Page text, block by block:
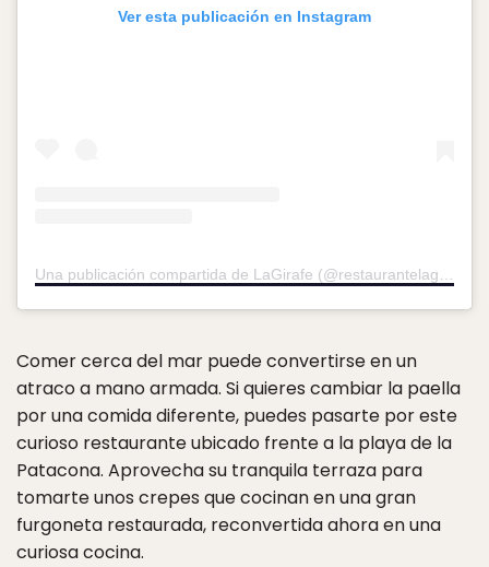
Ver esta publicación en Instagram
Una publicación compartida de LaGirafe (@restaurantelagirafe)
Comer cerca del mar puede convertirse en un
atraco a mano armada. Si quieres cambiar la paella
por una comida diferente, puedes pasarte por este
curioso restaurante ubicado frente a la playa de la
Patacona. Aprovecha su tranquila terraza para
tomarte unos crepes que cocinan en una gran
furgoneta restaurada, reconvertida ahora en una
curiosa cocina.